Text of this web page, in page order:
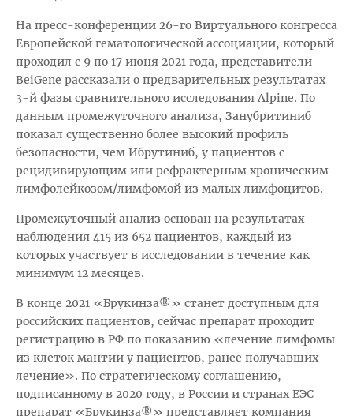
На пресс-конференции 26-го Виртуального конгресса
Европейской гематологической ассоциации, который
проходил с 9 по 17 июня 2021 года, представители
BeiGene рассказали о предварительных результатах
3-й фазы сравнительного исследования Alpine. По
данным промежуточного анализа, Занубритиниб
показал существенно более высокий профиль
безопасности, чем Ибрутиниб, у пациентов с
рецидивирующим или рефрактерным хроническим
лимфолейкозом/лимфомой из малых лимфоцитов.
Промежуточный анализ основан на результатах
наблюдения 415 из 652 пациентов, каждый из
которых участвует в исследовании в течение как
минимум 12 месяцев.
В конце 2021 «Брукинза®» станет доступным для
российских пациентов, сейчас препарат проходит
регистрацию в РФ по показанию «лечение лимфомы
из клеток мантии у пациентов, ранее получавших
лечение». По стратегическому соглашению,
подписанному в 2020 году, в России и странах ЕЭС
препарат «Брукинза®» представляет компания